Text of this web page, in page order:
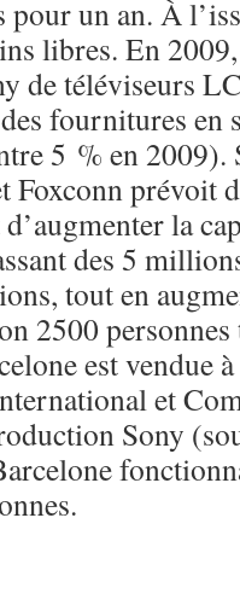
un an. À
libres. En
de téléviseurs
fournitures en
5 % en 2009).
Foxconn prévoit
la
des 5
tout en
2500
est vendue
et
Sony